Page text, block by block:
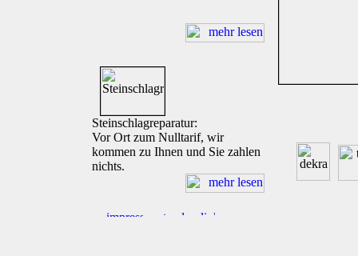
Steinschlagreparatur:
Vor Ort zum Nulltarif, wir
kommen zu Ihnen und Sie zahlen
nichts.